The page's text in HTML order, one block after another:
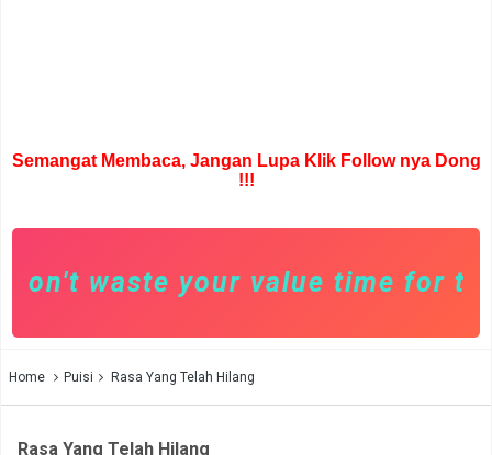
Semangat Membaca, Jangan Lupa Klik Follow nya Dong
!!!
waste your value time for
Home Puisi Rasa Yang Telah Hilang
Rasa Yang Telah Hilang